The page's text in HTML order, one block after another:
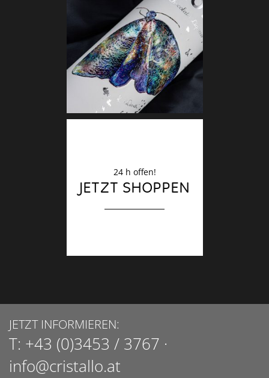
24 h offen!
JETZT SHOPPEN
JETZT INFORMIEREN:
T: +43 (0)3453 / 3767 ·
info@cristallo.at